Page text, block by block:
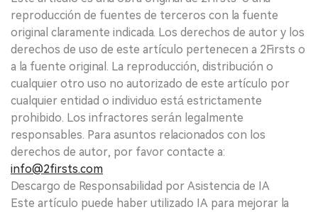
reproducción de fuentes de terceros con la fuente
original claramente indicada. Los derechos de autor y los
derechos de uso de este artículo pertenecen a 2Firsts o
a la fuente original. La reproducción, distribución o
cualquier otro uso no autorizado de este artículo por
cualquier entidad o individuo está estrictamente
prohibido. Los infractores serán legalmente
responsables. Para asuntos relacionados con los
derechos de autor, por favor contacte a:
info@2firsts.com
Descargo de Responsabilidad por Asistencia de IA
Este artículo puede haber utilizado IA para mejorar la